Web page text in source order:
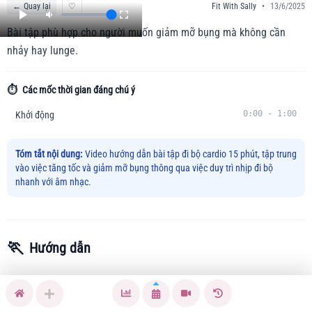
← Quay lại ♡ Fit With Sally • 13/6/2025
Bài tập phù hợp cho người muốn giảm mỡ bụng mà không cần
nhảy hay lunge.
⏱️ Các mốc thời gian đáng chú ý
Khởi động 0:00 - 1:00
Tóm tắt nội dung: Video hướng dẫn bài tập đi bộ cardio 15 phút, tập trung
vào việc tăng tốc và giảm mỡ bụng thông qua việc duy trì nhịp đi bộ
nhanh với âm nhạc.
🏃 Hướng dẫn
Trong 15 phút này, bài tập đi bộ cardio giúp giảm mỡ bụng